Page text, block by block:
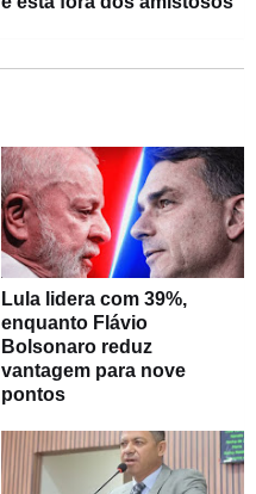
Lula lidera com 39%,
enquanto Flávio
Bolsonaro reduz
vantagem para nove
pontos